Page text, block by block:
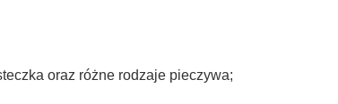
oraz różne rodzaje pieczywa;